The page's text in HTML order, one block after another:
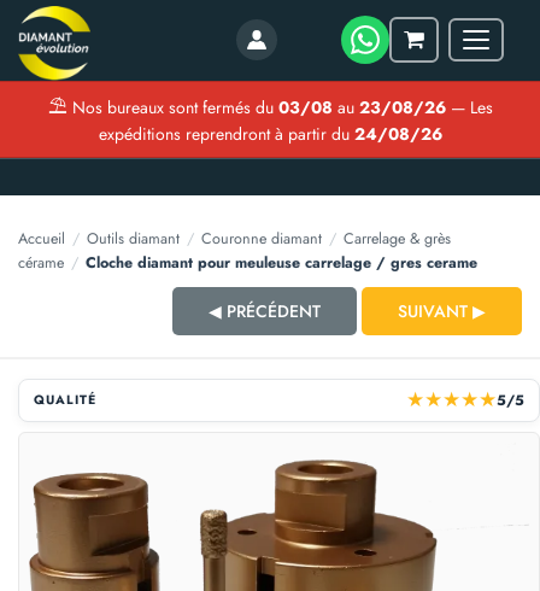
Mon
Menu
⛱ Nos bureaux sont fermés du 03/08 au 23/08/26— Les
expéditions reprendront à partir du 24/08/26
Accueil / Outils diamant / Couronne diamant / Carrelage & grès
cérame / Cloche diamant pour meuleuse carrelage / gres cerame
◀ PRÉCÉDENT SUIVANT ▶
QUALITÉ ★★★★★5/5